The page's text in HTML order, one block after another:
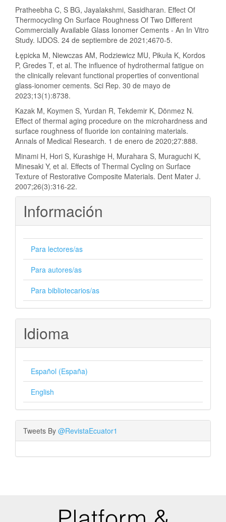
Pratheebha C, S BG, Jayalakshmi, Sasidharan. Effect Of
Thermocycling On Surface Roughness Of Two Different
Commercially Available Glass Ionomer Cements - An In Vitro
Study. IJDOS. 24 de septiembre de 2021;4670-5.
Łępicka M, Niewczas AM, Rodziewicz MU, Pikuła K, Kordos
P, Gredes T, et al. The influence of hydrothermal fatigue on
the clinically relevant functional properties of conventional
glass-ionomer cements. Sci Rep. 30 de mayo de
2023;13(1):8738.
Kazak M, Koymen S, Yurdan R, Tekdemir K, Dönmez N.
Effect of thermal aging procedure on the microhardness and
surface roughness of fluoride ion containing materials.
Annals of Medical Research. 1 de enero de 2020;27:888.
Minami H, Hori S, Kurashige H, Murahara S, Muraguchi K,
Minesaki Y, et al. Effects of Thermal Cycling on Surface
Texture of Restorative Composite Materials. Dent Mater J.
2007;26(3):316-22.
Información
Para lectores/as
Para autores/as
Para bibliotecarios/as
Idioma
Español (España)
English
Tweets By @RevistaEcuator1